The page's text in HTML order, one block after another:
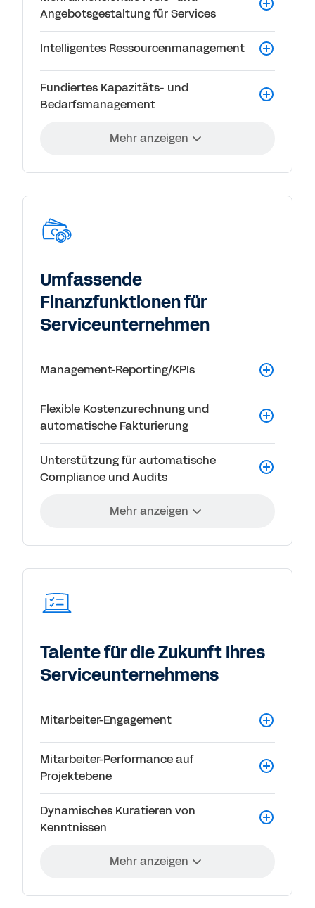
Angebotsgestaltung für Services
Intelligentes Ressourcenmanagement
Fundiertes Kapazitäts- und
Bedarfsmanagement
Mehr anzeigen
Umfassende
Finanzfunktionen für
Serviceunternehmen
Management-Reporting/KPIs
Flexible Kostenzurechnung und
automatische Fakturierung
Unterstützung für automatische
Compliance und Audits
Mehr anzeigen
Talente für die Zukunft Ihres
Serviceunternehmens
Mitarbeiter-Engagement
Mitarbeiter-Performance auf
Projektebene
Dynamisches Kuratieren von
Kenntnissen
Mehr anzeigen